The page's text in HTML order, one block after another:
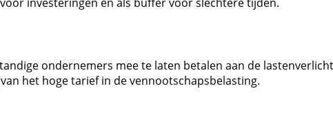
ondernemers mee te laten betalen aan de
het hoge tarief in de vennootschapsbelasting.